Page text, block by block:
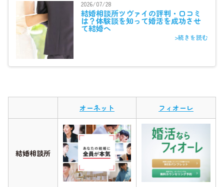
2026/07/28
結婚相談所ツヴァイの評判・口コミ
は？体験談を知って婚活を成功させ
て結婚へ
>続きを読む
オーネット フィオーレ
結婚相談所